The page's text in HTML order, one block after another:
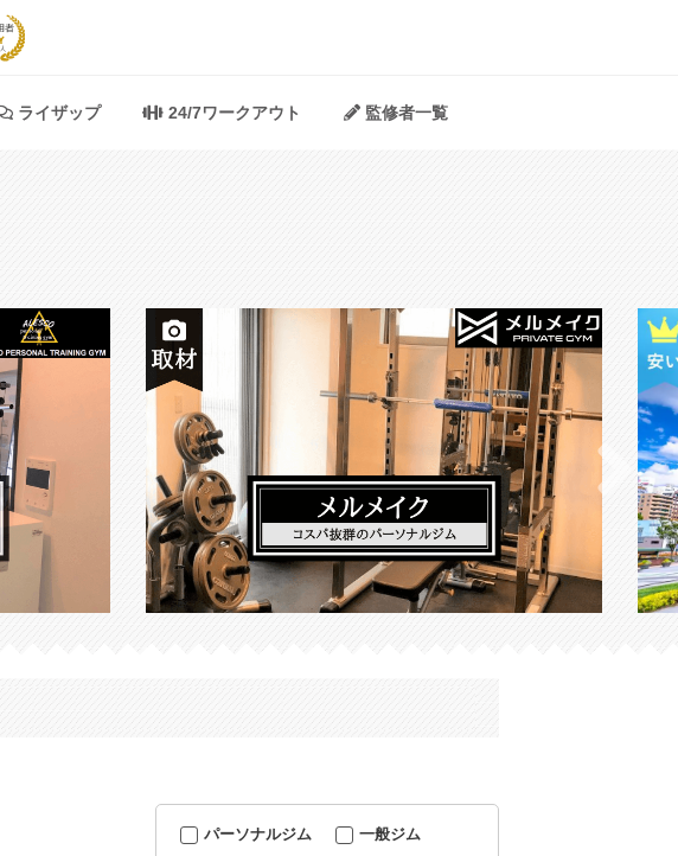
ライザップ 24/7ワークアウト 監修者一覧
パーソナルジム
一般ジム